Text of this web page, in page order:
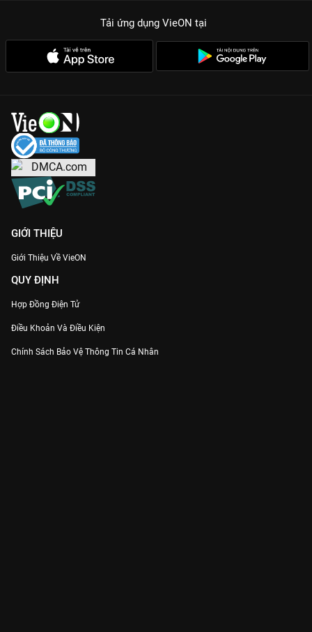
Tải ứng dụng VieON tại
GIỚI THIỆU
Giới Thiệu Về VieON
QUY ĐỊNH
Hợp Đồng Điện Tử
Điều Khoản Và Điều Kiện
Chính Sách Bảo Vệ Thông Tin Cá Nhân